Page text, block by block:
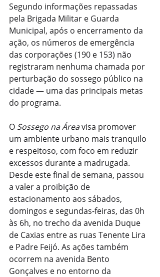
Segundo informações repassadas
pela Brigada Militar e Guarda
Municipal, após o encerramento da
ação, os números de emergência
das corporações (190 e 153) não
registraram nenhuma chamada por
perturbação do sossego público na
cidade — uma das principais metas
do programa.
O Sossego na Área visa promover
um ambiente urbano mais tranquilo
e respeitoso, com foco em reduzir
excessos durante a madrugada.
Desde este final de semana, passou
a valer a proibição de
estacionamento aos sábados,
domingos e segundas-feiras, das 0h
às 6h, no trecho da avenida Duque
de Caxias entre as ruas Tenente Lira
e Padre Feijó. As ações também
ocorrem na avenida Bento
Gonçalves e no entorno da